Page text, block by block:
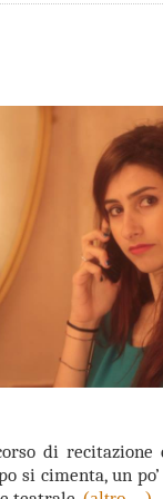
di recitazione
si cimenta, un